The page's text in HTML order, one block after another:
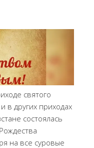
святого
в других приходах
состоялась
на все суровые